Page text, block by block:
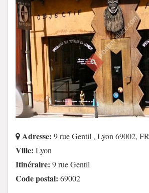
Adresse: 9 rue Gentil , Lyon 69002, FR
Ville: Lyon
Itinéraire: 9 rue Gentil
Code postal: 69002